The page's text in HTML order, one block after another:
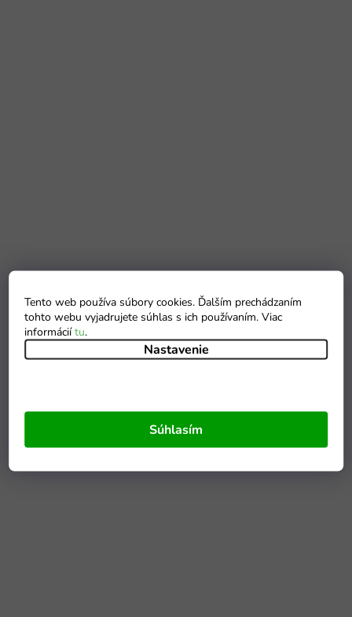
Tento web používa súbory cookies. Ďalším prechádzaním
tohto webu vyjadrujete súhlas s ich používaním. Viac
informáciítu.
Nastavenie
Súhlasím